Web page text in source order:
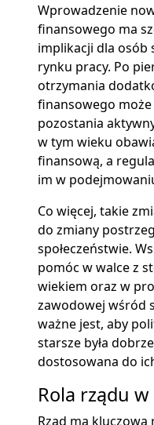
Wprowadzenie
finansowego ma
implikacji dla osób
rynku pracy. Po
otrzymania
finansowego
pozostania
w tym wieku
finansową, a
im w
Co więcej, takie
do zmiany
społeczeństwie.
pomóc w walce z
wiekiem oraz w
zawodowej wśród
ważne jest, aby
starsze była
dostosowana do
Rola rządu
Rząd ma